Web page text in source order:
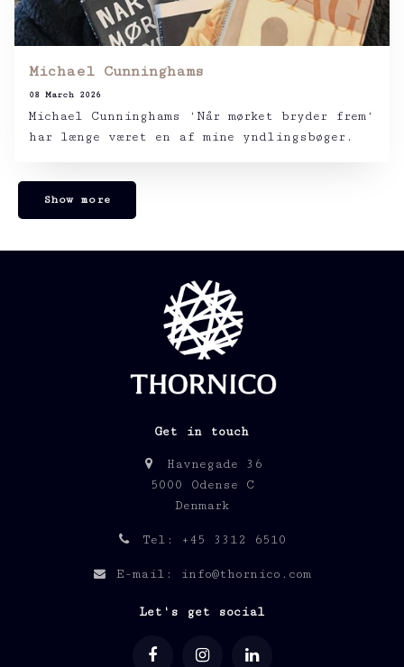
Michael Cunninghams
08 March 2026
Michael Cunninghams ‘Når mørket bryder frem‘
har længe været en af mine yndlingsbøger.
Show more
Get in touch
Havnegade 36
5000 Odense C
Denmark
Tel: +45 3312 6510
E-mail: info@thornico.com
Let's get social